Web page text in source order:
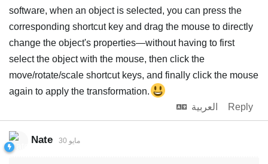
software, when an object is selected, you can press the
corresponding shortcut key and drag the mouse to directly
change the object's properties—without having to first
select the object with the mouse, then click the
move/rotate/scale shortcut keys, and finally click the mouse
again to apply the transformation.
العربية
Reply
Nate 30 مايو